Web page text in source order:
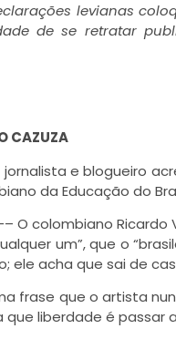
levianas
de se retratar
CAZUZA
jornalista e blogueiro
da Educação do
–– O colombiano
um”, que o
ele acha que sai de
frase que o artista
liberdade é passar